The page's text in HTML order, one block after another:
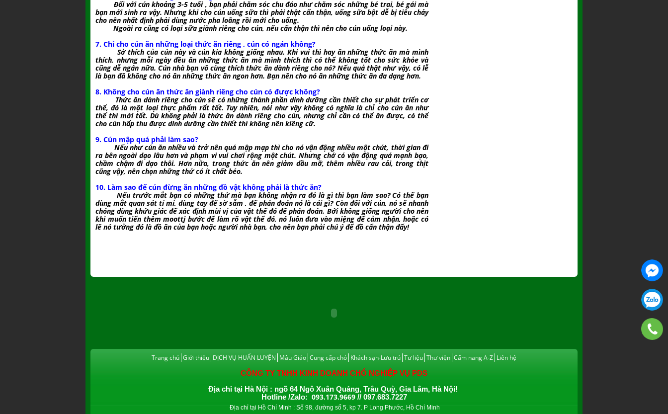
Đối với cún khoảng 3-5 tuổi , bạn phải chăm sóc chu đáo như chăm sóc những bé trai, bé gái mà
bạn mới sinh ra vậy. Nhưng khi cho cún uống sữa thì phải thật cẩn thận, uống sữa bột dễ bị tiêu chảy
cho nên nhất định phải dùng nước pha loãng rồi mới cho uống.
Ngoài ra cũng có loại sữa giành riêng cho cún, nếu cẩn thận thì nên cho cún uống loại này.
7. Chỉ cho cún ăn những loại thức ăn riêng , cún có ngán không?
Sở thích của cún này và cún kia không giống nhau. Khi vui thì hay ăn những thức ăn mà mình
thích, nhưng mỗi ngày đều ăn những thức ăn mà mình thích thì có thể không tốt cho sức khỏe và
cũng dễ ngán nữa. Cún nhà bạn vô cùng thích thức ăn dành riêng cho nó? Nếu quả thật như vậy, có lễ
là bạn đã không cho nó ăn những thức ăn ngon hơn. Bạn nên cho nó ăn những thức ăn đa dạng hơn.
8. Không cho cún ăn thức ăn giành riêng cho cún có được không?
Thức ăn dành riêng cho cún sẽ có những thành phần dinh dưỡng cần thiết cho sự phát triển cơ
thể, đó là một loại thực phẩm rất tốt. Tuy nhiên, nói như vậy không có nghĩa là chỉ cho cún ăn như
thế thì mới tốt. Dù không phải là thức ăn dành riêng cho cún, nhưng chỉ cần có thể ăn được, có thể
cho cún hấp thu được dinh dưỡng cần thiết thì không nên kiêng cữ.
9. Cún mập quá phải làm sao?
Nếu như cún ăn nhiều và trở nên quá mập mạp thì cho nó vận động nhiều một chút, thời gian đi
ra bên ngoài dạo lâu hơn và phạm vi vui chơi rộng một chút. Nhưng chớ có vận động quá mạnh bạo,
chầm chậm đi dạo thôi. Hơn nữa, trong thức ăn nên giảm dầu mỡ, thêm nhiều rau cải, trong thịt
cũng vậy, nên chọn những thứ có ít chất béo.
10. Làm sao để cún đừng ăn những đồ vật không phải là thức ăn?
Nếu trước mắt bạn có những thứ mà bạn không nhận ra đó là gì thì bạn làm sao? Có thể bạn
dùng mắt quan sát tỉ mỉ, dùng tay để sờ sẫm , để phán đoán nó là cái gì? Còn đối với cún, nó sẽ nhanh
chóng dùng khứu giác để xác định mùi vị của vật thể đó để phán đoán. Bới không giống người cho nên
khi muốn tiến thêm moottj bước để làm rõ vật thể đó, nó luôn đưa vào miệng để cảm nhận, hoặc có
lẽ nó tưởng đó là đồ ăn của bạn hoặc người nhà bạn, cho nên bạn phải chú ý để đồ cẩn thận đấy!
Trang chủ Giới thiệu DỊCH VỤ HUẤN LUYỆN Mẫu Giáo Cung cấp chó Khách sạn-Lưu trú Tư liệu Thư viện Cẩm nang A-Z Liên hệ
CÔNG TY TNHH KINH DOANH CHÓ NGHIỆP VỤ PDS
Địa chỉ tại Hà Nội : ngõ 64 Ngô Xuân Quảng, Trâu Quỳ, Gia Lâm, Hà Nội!
Hotline /Zalo: 093.173.9669// 097.683.7227
Địa chỉ tại Hồ Chí Minh : Số 98, đường số 5, kp 7. P Long Phước, Hồ Chí Minh